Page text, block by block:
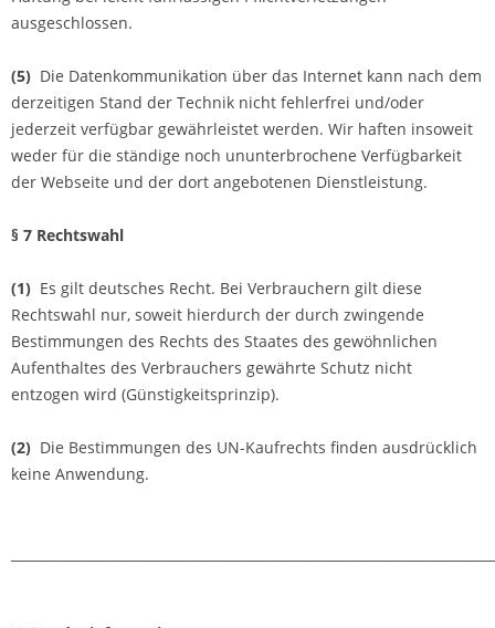
ausgeschlossen.
(5) Die Datenkommunikation über das Internet kann nach dem
derzeitigen Stand der Technik nicht fehlerfrei und/oder
jederzeit verfügbar gewährleistet werden. Wir haften insoweit
weder für die ständige noch ununterbrochene Verfügbarkeit
der Webseite und der dort angebotenen Dienstleistung.
§ 7 Rechtswahl
(1) Es gilt deutsches Recht. Bei Verbrauchern gilt diese
Rechtswahl nur, soweit hierdurch der durch zwingende
Bestimmungen des Rechts des Staates des gewöhnlichen
Aufenthaltes des Verbrauchers gewährte Schutz nicht
entzogen wird (Günstigkeitsprinzip).
(2) Die Bestimmungen des UN-Kaufrechts finden ausdrücklich
keine Anwendung.